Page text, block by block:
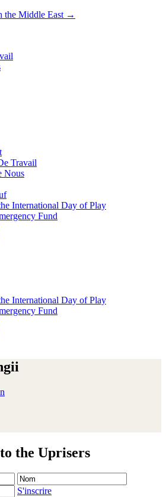
the Middle East →
Travail
Nous
International Day of Play
Fund
International Day of Play
Fund
the Uprisers
Nom
e-
S'inscrire